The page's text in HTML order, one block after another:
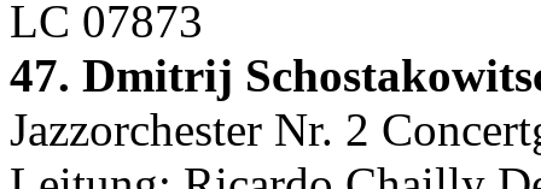
LC 07873
47. Dmitrij
Jazzorchester Nr. 2